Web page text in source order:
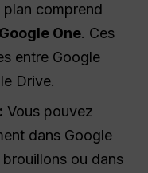
plan comprend
One. Ces
entre Google
Drive.
Vous pouvez
dans Google
ou dans